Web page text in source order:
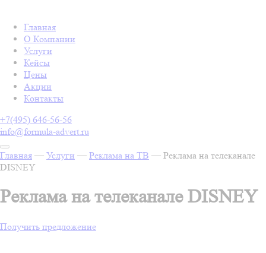
Главная
О Компании
Услуги
Кейсы
Цены
Акции
Контакты
+7(495) 646-56-56
info@formula-advert.ru
Главная — Услуги — Реклама на ТВ — Реклама на телеканале
DISNEY
Реклама на телеканале DISNEY
Получить предложение